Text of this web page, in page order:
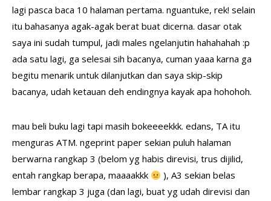
lagi pasca baca 10 halaman pertama. nguantuke, rek! selain
itu bahasanya agak-agak berat buat dicerna. dasar otak
saya ini sudah tumpul, jadi males ngelanjutin hahahahah :p
ada satu lagi, ga selesai sih bacanya, cuman yaaa karna ga
begitu menarik untuk dilanjutkan dan saya skip-skip
bacanya, udah ketauan deh endingnya kayak apa hohohoh.
mau beli buku lagi tapi masih bokeeeekkk. edans, TA itu
menguras ATM. ngeprint paper sekian puluh halaman
berwarna rangkap 3 (belom yg habis direvisi, trus dijilid,
entah rangkap berapa, maaaakkk
), A3 sekian belas
lembar rangkap 3 juga (dan lagi, buat yg udah direvisi dan